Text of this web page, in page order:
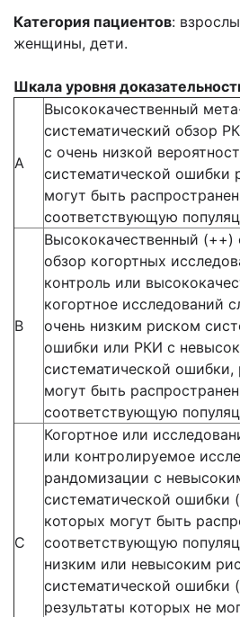
Категория пациентов:
женщины, дети.
Шкала уровня
А
Высококачественный
систематический обзор
с очень низкой
систематической ошибки
могут быть
соответствующую
В
Высококачественный (++)
обзор когортных
контроль или
когортное исследований
очень низким риском
ошибки или РКИ с
систематической ошибки,
могут быть
соответствующую
С
Когортное или
или контролируемое
рандомизации с
систематической ошибки
которых могут быть
соответствующую
низким или невысоким
систематической ошибки
результаты которых не